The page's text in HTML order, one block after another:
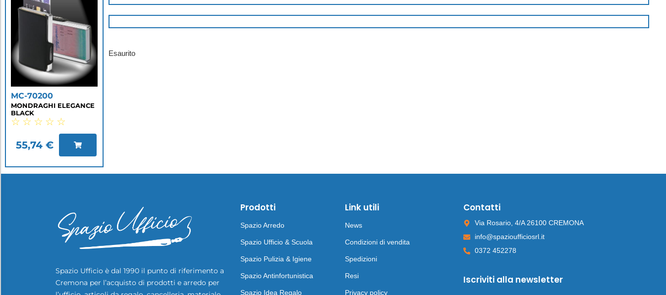
MC-70200
MONDRAGHI ELEGANCE
BLACK
☆ ☆ ☆ ☆ ☆
55,74 €
Esaurito
Spazio Ufficio è dal 1990 il punto di riferimento a
Cremona per l’acquisto di prodotti e arredo per
Prodotti
Spazio Arredo
Spazio Ufficio & Scuola
Spazio Pulizia & Igiene
Spazio Antinfortunistica
Spazio Idea Regalo
Link utili
News
Condizioni di vendita
Spedizioni
Resi
Privacy policy
Contatti
Via Rosario, 4/A 26100 CREMONA
info@spazioufficiosrl.it
0372 452278
Iscriviti alla newsletter